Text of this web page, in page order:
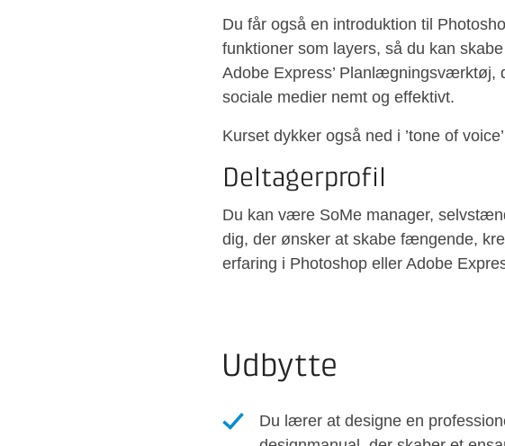
Du får også en introduktion til
funktioner som layers, så du kan
Adobe Express’ Planlægningsværktøj,
sociale medier nemt og effektivt.
Kurset dykker også ned i ’tone of
Deltagerprofil
Du kan være SoMe manager,
dig, der ønsker at skabe fængende,
erfaring i Photoshop eller Adobe
Udbytte
Du lærer at designe en